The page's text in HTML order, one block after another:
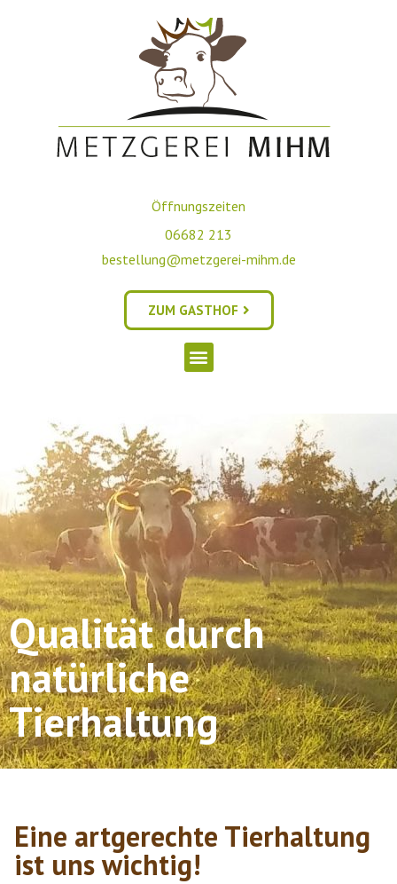
Öffnungszeiten
06682 213
bestellung@metzgerei-mihm.de
ZUM GASTHOF
Regionalität
Qualität durch
natürliche
Tierhaltung
Eine artgerechte Tierhaltung
ist uns wichtig!